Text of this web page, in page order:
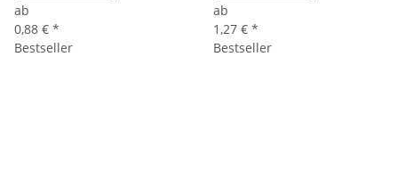
ab
0,88 € *
ab
1,27 € *
Bestseller
Bestseller